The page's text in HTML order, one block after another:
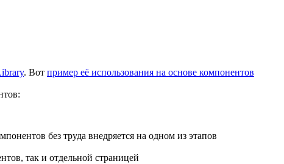
. Вот пример её использования на основе компонентов
без труда внедряется на одном из этапов
так и отдельной страницей